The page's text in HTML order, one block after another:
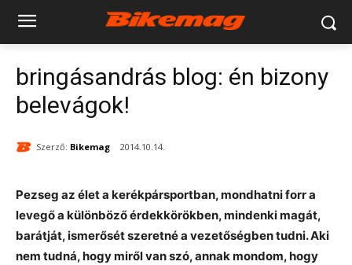
bringásandrás blog: én bizony
belevágok!
Szerző: Bikemag 2014.10.14.
Pezseg az élet a kerékpársportban, mondhatni forr a
levegő a különböző érdekkörökben, mindenki magát,
barátját, ismerősét szeretné a vezetőségben tudni. Aki
nem tudná, hogy miről van szó, annak mondom, hogy